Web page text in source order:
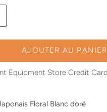
AJOUTER AU PANIER
Floral Blanc doré